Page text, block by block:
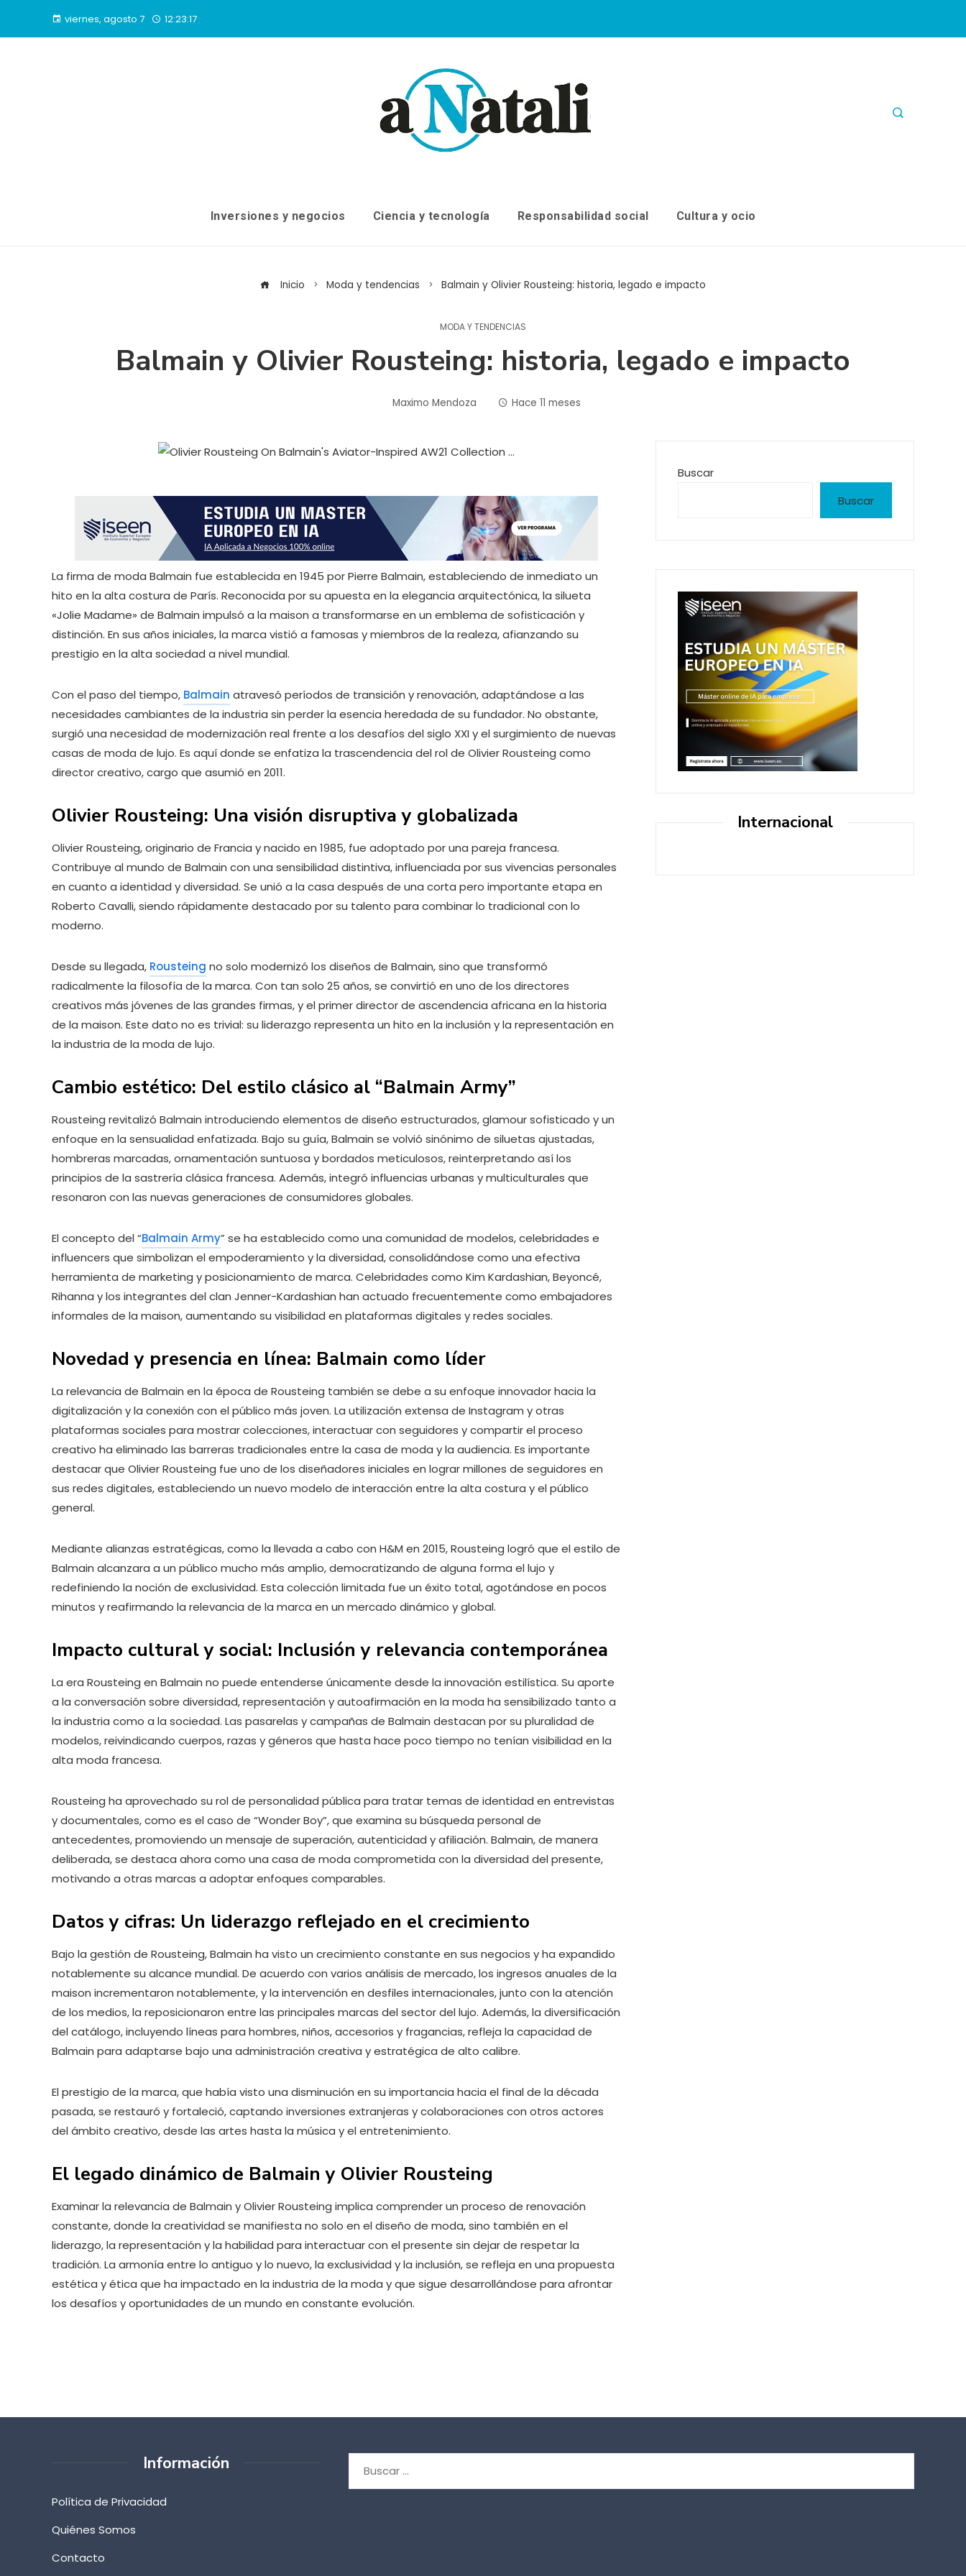
viernes, agosto 7 12:23:18
Inversiones y negocios Ciencia y tecnología Responsabilidad social Cultura y ocio
Inicio Moda y tendencias Balmain y Olivier Rousteing: historia, legado e impacto
MODA Y TENDENCIAS
Balmain y Olivier Rousteing: historia, legado e impacto
Maximo Mendoza Hace 11 meses
La firma de moda Balmain fue establecida en 1945 por Pierre Balmain, estableciendo de inmediato un
hito en la alta costura de París. Reconocida por su apuesta en la elegancia arquitectónica, la silueta
«Jolie Madame» de Balmain impulsó a la maison a transformarse en un emblema de sofisticación y
distinción. En sus años iniciales, la marca vistió a famosas y miembros de la realeza, afianzando su
prestigio en la alta sociedad a nivel mundial.
Con el paso del tiempo, Balmain atravesó períodos de transición y renovación, adaptándose a las
necesidades cambiantes de la industria sin perder la esencia heredada de su fundador. No obstante,
surgió una necesidad de modernización real frente a los desafíos del siglo XXI y el surgimiento de nuevas
casas de moda de lujo. Es aquí donde se enfatiza la trascendencia del rol de Olivier Rousteing como
director creativo, cargo que asumió en 2011.
Olivier Rousteing: Una visión disruptiva y globalizada
Olivier Rousteing, originario de Francia y nacido en 1985, fue adoptado por una pareja francesa.
Contribuye al mundo de Balmain con una sensibilidad distintiva, influenciada por sus vivencias personales
en cuanto a identidad y diversidad. Se unió a la casa después de una corta pero importante etapa en
Roberto Cavalli, siendo rápidamente destacado por su talento para combinar lo tradicional con lo
moderno.
Desde su llegada, Rousteing no solo modernizó los diseños de Balmain, sino que transformó
radicalmente la filosofía de la marca. Con tan solo 25 años, se convirtió en uno de los directores
creativos más jóvenes de las grandes firmas, y el primer director de ascendencia africana en la historia
de la maison. Este dato no es trivial: su liderazgo representa un hito en la inclusión y la representación en
la industria de la moda de lujo.
Cambio estético: Del estilo clásico al “Balmain Army”
Rousteing revitalizó Balmain introduciendo elementos de diseño estructurados, glamour sofisticado y un
enfoque en la sensualidad enfatizada. Bajo su guía, Balmain se volvió sinónimo de siluetas ajustadas,
hombreras marcadas, ornamentación suntuosa y bordados meticulosos, reinterpretando así los
principios de la sastrería clásica francesa. Además, integró influencias urbanas y multiculturales que
resonaron con las nuevas generaciones de consumidores globales.
El concepto del “Balmain Army” se ha establecido como una comunidad de modelos, celebridades e
influencers que simbolizan el empoderamiento y la diversidad, consolidándose como una efectiva
herramienta de marketing y posicionamiento de marca. Celebridades como Kim Kardashian, Beyoncé,
Rihanna y los integrantes del clan Jenner-Kardashian han actuado frecuentemente como embajadores
informales de la maison, aumentando su visibilidad en plataformas digitales y redes sociales.
Novedad y presencia en línea: Balmain como líder
La relevancia de Balmain en la época de Rousteing también se debe a su enfoque innovador hacia la
digitalización y la conexión con el público más joven. La utilización extensa de Instagram y otras
plataformas sociales para mostrar colecciones, interactuar con seguidores y compartir el proceso
creativo ha eliminado las barreras tradicionales entre la casa de moda y la audiencia. Es importante
destacar que Olivier Rousteing fue uno de los diseñadores iniciales en lograr millones de seguidores en
sus redes digitales, estableciendo un nuevo modelo de interacción entre la alta costura y el público
general.
Mediante alianzas estratégicas, como la llevada a cabo con H&M en 2015, Rousteing logró que el estilo de
Balmain alcanzara a un público mucho más amplio, democratizando de alguna forma el lujo y
redefiniendo la noción de exclusividad. Esta colección limitada fue un éxito total, agotándose en pocos
minutos y reafirmando la relevancia de la marca en un mercado dinámico y global.
Impacto cultural y social: Inclusión y relevancia contemporánea
La era Rousteing en Balmain no puede entenderse únicamente desde la innovación estilística. Su aporte
a la conversación sobre diversidad, representación y autoafirmación en la moda ha sensibilizado tanto a
la industria como a la sociedad. Las pasarelas y campañas de Balmain destacan por su pluralidad de
modelos, reivindicando cuerpos, razas y géneros que hasta hace poco tiempo no tenían visibilidad en la
alta moda francesa.
Rousteing ha aprovechado su rol de personalidad pública para tratar temas de identidad en entrevistas
y documentales, como es el caso de “Wonder Boy”, que examina su búsqueda personal de
antecedentes, promoviendo un mensaje de superación, autenticidad y afiliación. Balmain, de manera
deliberada, se destaca ahora como una casa de moda comprometida con la diversidad del presente,
motivando a otras marcas a adoptar enfoques comparables.
Datos y cifras: Un liderazgo reflejado en el crecimiento
Bajo la gestión de Rousteing, Balmain ha visto un crecimiento constante en sus negocios y ha expandido
notablemente su alcance mundial. De acuerdo con varios análisis de mercado, los ingresos anuales de la
maison incrementaron notablemente, y la intervención en desfiles internacionales, junto con la atención
de los medios, la reposicionaron entre las principales marcas del sector del lujo. Además, la diversificación
del catálogo, incluyendo líneas para hombres, niños, accesorios y fragancias, refleja la capacidad de
Balmain para adaptarse bajo una administración creativa y estratégica de alto calibre.
El prestigio de la marca, que había visto una disminución en su importancia hacia el final de la década
pasada, se restauró y fortaleció, captando inversiones extranjeras y colaboraciones con otros actores
del ámbito creativo, desde las artes hasta la música y el entretenimiento.
El legado dinámico de Balmain y Olivier Rousteing
Examinar la relevancia de Balmain y Olivier Rousteing implica comprender un proceso de renovación
constante, donde la creatividad se manifiesta no solo en el diseño de moda, sino también en el
liderazgo, la representación y la habilidad para interactuar con el presente sin dejar de respetar la
tradición. La armonía entre lo antiguo y lo nuevo, la exclusividad y la inclusión, se refleja en una propuesta
estética y ética que ha impactado en la industria de la moda y que sigue desarrollándose para afrontar
los desafíos y oportunidades de un mundo en constante evolución.
Buscar
Buscar
Internacional
Información
Política de Privacidad
Quiénes Somos
Contacto